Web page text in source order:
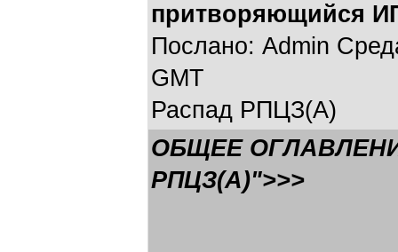
притворяющийся
Послано: Admin
GMT
Распад РПЦЗ(А)
ОБЩЕЕ
РПЦЗ(А)">>>